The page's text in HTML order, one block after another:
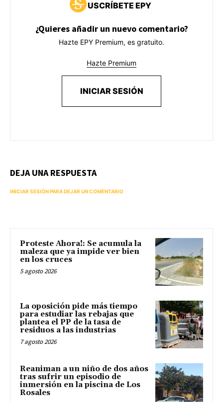
USCRÍBETE EPY
¿Quieres añadir un nuevo comentario?
Hazte EPY Premium, es gratuito.
Hazte Premium
INICIAR SESIÓN
DEJA UNA RESPUESTA
INICIAR SESIÓN PARA DEJAR UN COMENTARIO
Proteste Ahora!: Se acumula la
maleza que ya impide ver bien
en los cruces
5 agosto 2026
La oposición pide más tiempo
para estudiar las rebajas que
plantea el PP de la tasa de
residuos a las industrias
7 agosto 2026
Reaniman a un niño de dos años
tras sufrir un episodio de
inmersión en la piscina de Los
Rosales